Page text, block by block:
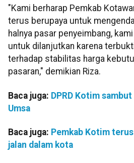
"Kami berharap Pemkab
terus berupaya untuk
halnya pasar penyeimbang,
untuk dilanjutkan karena
terhadap stabilitas harga
pasaran," demikian Riza.
Baca juga: DPRD Kotim
Umsa
Baca juga: Pemkab Kotim
jalan dalam kota